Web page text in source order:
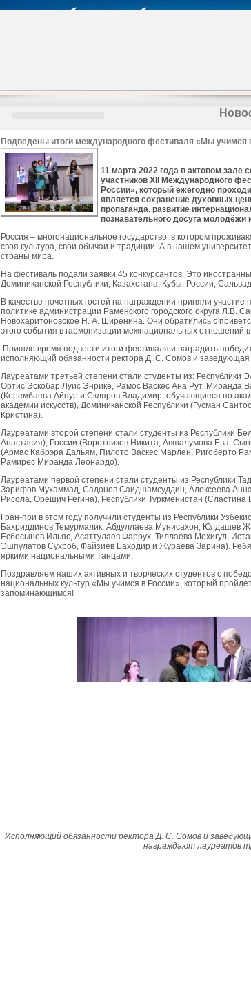
Подведены итоги международного фестиваля «Мы учимся
11 марта 2022 года в актовом зале
участников XII Международного
России», который ежегодно
является сохранение духовных
пропаганда, развитие
познавательного досуга молодёжи
Россия – многонациональное государство, в котором
своя культура, свои обычаи и традиции. А в нашем
страны мира.
На фестиваль подали заявки 45 конкурсантов. Это
Доминиканской Республики, Казахстана, Кубы, России,
В качестве почетных гостей на награждении приняли
политике администрации Раменского городского округа Л.В.
Новохаритоновское Н. А. Ширенина. Они обратились с
этого события в гармонизации межнациональных отношений
Пришло время подвести итоги фестиваля и наградить
исполняющий обязанности ректора Д. С. Сомов и
Лауреатами третьей степени стали студенты из: Республики
Ортис Эскобар Луис Энрике, Рамос Васкес Ана Рут, Миранда
(Керембаева Айнур и Скляров Владимир, обучающиеся по
академии искусств), Доминиканской Республики (Гусман
Кристина).
Лауреатами второй степени стали студенты из Республики
Анастасия), России (Воротников Никита, Авшалумова Ева,
(Армас Кабрэра Дальям, Пилото Васкес Марлен, Ригоберто
Рамирес Миранда Леонардо).
Лауреатами первой степени стали студенты из Республики
Зарифов Мухаммад, Садонов Саидшамсуддин, Алексеева
Рисола, Орешич Регина), Республики Туркменистан (Сластина
Гран-при в этом году получили студенты из Республики
Бахриддинов Темурмалик, Абдуллаева Мунисахон, Юлдашев
Есбосынов Ильяс, Асаттулаев Фаррух, Тиллаева Мохигул,
Эшпулатов Сухроб, Файзиев Баходир и Жураева Зарина).
яркими национальными танцами.
Поздравляем наших активных и творческих студентов с
национальных культур «Мы учимся в России», который
запоминающимся!
Исполняющий обязанности ректора Д. С. Сомов и
награждают лауреатов